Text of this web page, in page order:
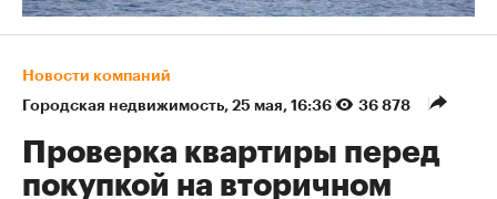
Новости компаний
Городская недвижимость⁠, 25 мая, 16:36 36 878
Проверка квартиры перед
покупкой на вторичном